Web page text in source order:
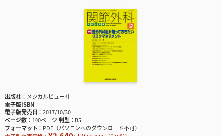
出版社
メジカルビュー社
電子版ISBN
電子版発売日
2017/10/30
ページ数
100ページ判型
B5
フォーマット
PDF（パソコンへのダウンロード不可）